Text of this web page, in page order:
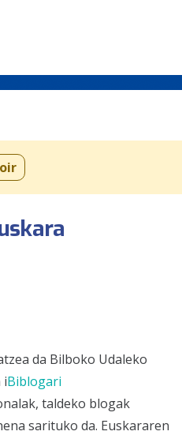
da Bilboko Udaleko
iBiblogari
taldeko blogak
sarituko da. Euskararen